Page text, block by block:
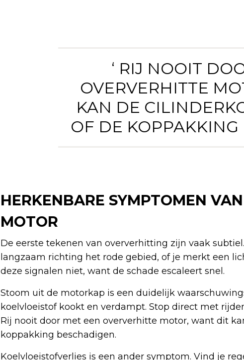
‘ RIJ NOOIT
OVERVERHITTE
KAN DE
OF DE KOPPAKKING
HERKENBARE SYMPTOMEN
MOTOR
De eerste tekenen van oververhitting zijn vaak
langzaam richting het rode gebied, of je merkt een
deze signalen niet, want de schade escaleert snel.
Stoom uit de motorkap is een duidelijk
koelvloeistof kookt en verdampt. Stop direct met
Rij nooit door met een oververhitte motor, want dit
koppakking beschadigen.
Koelvloeistofverlies is een ander symptom. Vind je